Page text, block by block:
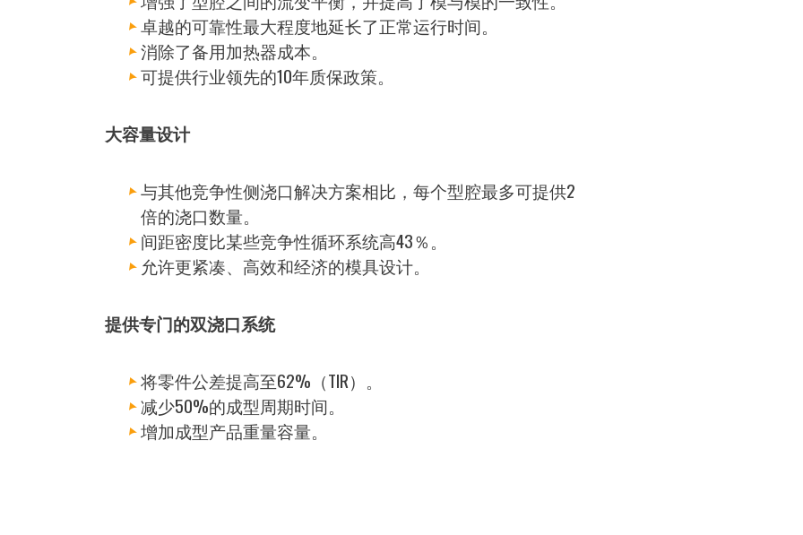
卓越的可靠性最大程度地延长了正常运行时间。
消除了备用加热器成本。
可提供行业领先的10年质保政策。
大容量设计
与其他竞争性侧浇口解决方案相比，每个型腔最多可提供2
倍的浇口数量。
间距密度比某些竞争性循环系统高43％。
允许更紧凑、高效和经济的模具设计。
提供专门的双浇口系统
将零件公差提高至62%（TIR）。
减少50%的成型周期时间。
增加成型产品重量容量。